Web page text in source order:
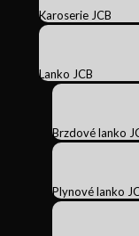
Karoserie JCB
Lanko JCB
Brzdové lanko
Plynové lanko